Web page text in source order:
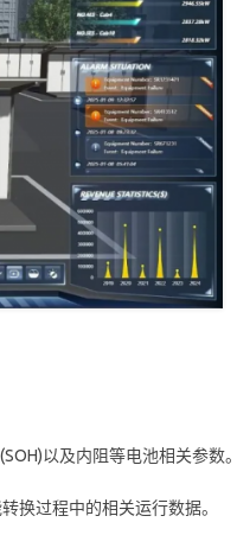
以及内阻等电池相关参数。
换过程中的相关运行数据。